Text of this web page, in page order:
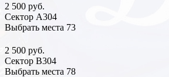
2 500 руб.
Сектор А304
Выбрать места 73
2 500 руб.
Сектор В304
Выбрать места 78